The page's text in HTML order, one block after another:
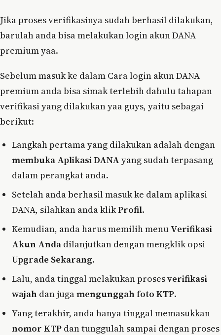
Jika proses verifikasinya sudah berhasil dilakukan,
barulah anda bisa melakukan login akun DANA
premium yaa.
Sebelum masuk ke dalam Cara login akun DANA
premium anda bisa simak terlebih dahulu tahapan
verifikasi yang dilakukan yaa guys, yaitu sebagai
berikut:
Langkah pertama yang dilakukan adalah dengan
membuka Aplikasi DANA yang sudah terpasang
dalam perangkat anda.
Setelah anda berhasil masuk ke dalam aplikasi
DANA, silahkan anda klikProfil.
Kemudian, anda harus memilih menu Verifikasi
Akun Anda dilanjutkan dengan mengklik opsi
Upgrade Sekarang.
Lalu, anda tinggal melakukan prosesverifikasi
wajah dan jugamengunggah foto KTP.
Yang terakhir, anda hanya tinggal memasukkan
nomor KTP dan tunggulah sampai dengan proses